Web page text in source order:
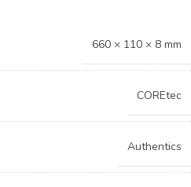
660 × 110 × 8 mm
COREtec
Authentics